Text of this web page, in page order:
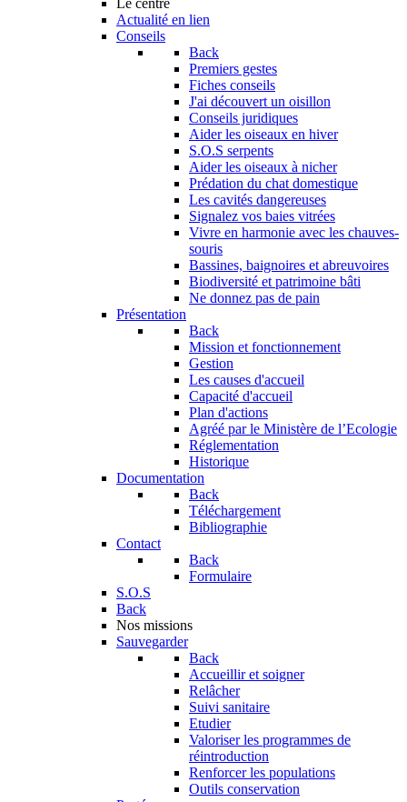
Le centre
Actualité en lien
Conseils
Back
Premiers gestes
Fiches conseils
J'ai découvert un oisillon
Conseils juridiques
Aider les oiseaux en hiver
S.O.S serpents
Aider les oiseaux à nicher
Prédation du chat domestique
Les cavités dangereuses
Signalez vos baies vitrées
Vivre en harmonie avec les chauves-
souris
Bassines, baignoires et abreuvoires
Biodiversité et patrimoine bâti
Ne donnez pas de pain
Présentation
Back
Mission et fonctionnement
Gestion
Les causes d'accueil
Capacité d'accueil
Plan d'actions
Agréé par le Ministère de l’Ecologie
Réglementation
Historique
Documentation
Back
Téléchargement
Bibliographie
Contact
Back
Formulaire
S.O.S
Back
Nos missions
Sauvegarder
Back
Accueillir et soigner
Relâcher
Suivi sanitaire
Etudier
Valoriser les programmes de
réintroduction
Renforcer les populations
Outils conservation